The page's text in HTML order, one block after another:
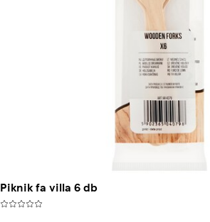
Piknik fa villa 6 db